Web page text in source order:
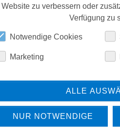
UNSERE
Website zu verbessern oder
Verfügung zu
Notwendige Cookies
Marketing
ALLE
NUR NOTWENDIGE